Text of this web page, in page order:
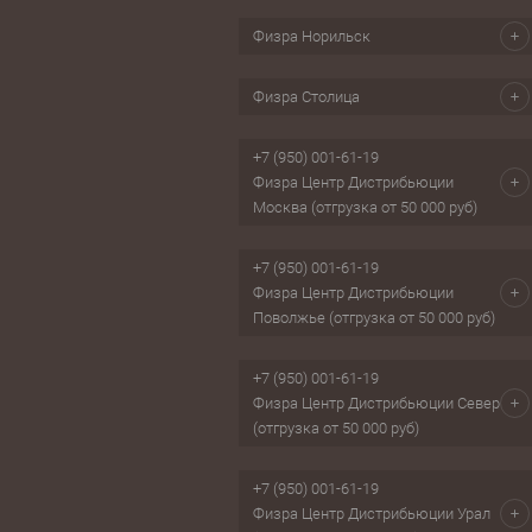
Физра Норильск
Физра Столица
+7 (950) 001-61-19
Физра Центр Дистрибьюции
Москва (отгрузка от 50 000 руб)
+7 (950) 001-61-19
Физра Центр Дистрибьюции
Поволжье (отгрузка от 50 000 руб)
+7 (950) 001-61-19
Физра Центр Дистрибьюции Север
(отгрузка от 50 000 руб)
+7 (950) 001-61-19
Физра Центр Дистрибьюции Урал